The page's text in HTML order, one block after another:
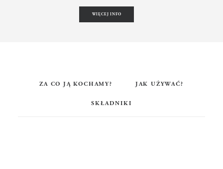
WIĘCEJ INFO
ZA CO JĄ KOCHAMY? JAK UŻYWAĆ?
SKŁADNIKI